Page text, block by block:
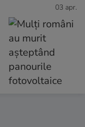
03 apr.